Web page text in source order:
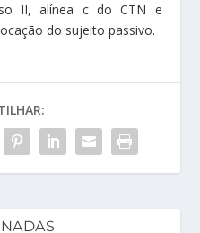
II, alínea c do CTN e
do sujeito passivo.